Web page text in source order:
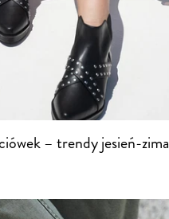
– trendy jesień-zima